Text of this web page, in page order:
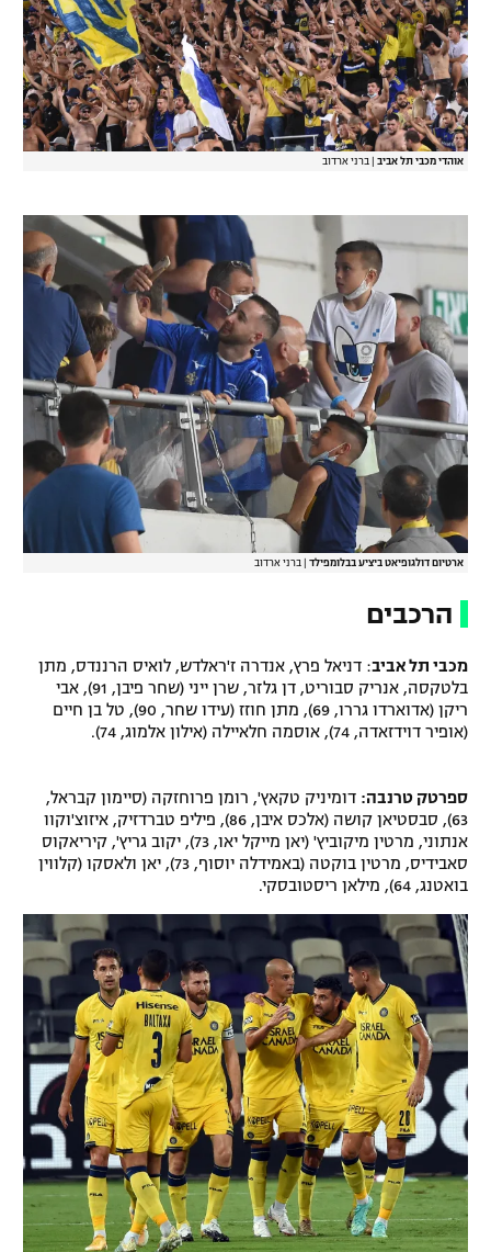
אוהדי מכבי תל אביב ברני ארדוב
ארטיום דולגופיאט ביציע בבלומפילד ברני ארדוב
הרכבים
מכבי תל אביב: דניאל פרץ, אנדרה ז'ראלדש, לואיס הרננדס, מתן
בלטקסה, אנריק סבוריט, דן גלזר, שרן ייני (שחר פיבן, 91), אבי
ריקן (אדוארדו גררו, 69), מתן חוזז (עידו שחר, 90), טל בן חיים
(אופיר דוידזאדה, 74), אוסמה חלאיילה (אילון אלמוג, 74).
ספרטק טרנבה: דומיניק טקאץ', רומן פרוחזקה (סיימון קבראל,
63), סבסטיאן קושה (אלכס איבן, 86), פיליפ טברדזיק, איזוצ'וקוו
אנתוני, מרטין מיקוביץ' (יאן מייקל יאו, 73), יקוב גריץ', קיריאקוס
סאבידיס, מרטין בוקטה (באמידלה יוסוף, 73), יאן ולאסקו (קלווין
בואטנג, 64), מילאן ריסטובסקי.